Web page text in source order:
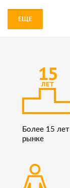
ЕЩЕ
Более 15
рынке